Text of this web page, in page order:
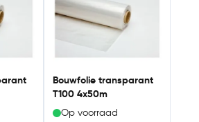
Bouwfolie transparant
T100 4x50m
Op voorraad